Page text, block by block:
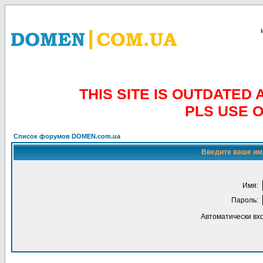
THIS SITE IS OUTDATED
PLS USE
Список форумов DOMEN.com.ua
Введите ваше
Имя:
Пароль:
Автоматически